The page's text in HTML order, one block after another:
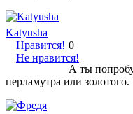
Katyusha
Нравится!
Не нравится!
0
А ты
перламутра или